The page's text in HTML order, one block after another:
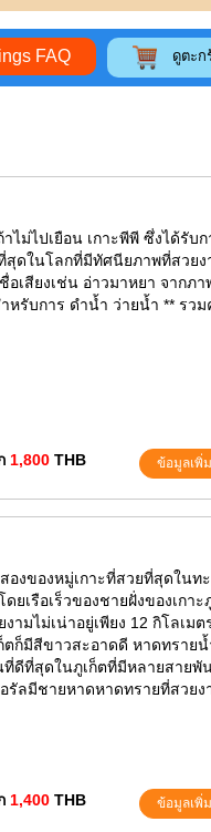
ดูตะก
FAQ
ไม่ไปเยือน เกาะพีพี ซึ่งได้รับก
สุดในโลกที่มีทัศนียภาพที่สวยง
เสียงเช่น อ่าวมาหยา จากภา
หรับการ ดำน้ำ ว่ายน้ำ ** รวม
1,800 THB ข้อมูลเพิ่
องของหมู่เกาะที่สวยที่สุดในทะ
ยเรือเร็วของชายฝั่งของเกาะ
ามไม่เน่าอยู่เพียง 12 กิโลเมต
ตก็มีสีขาวสะอาดดี หาดทรายน้
ดีที่สุดในภูเก็ตที่มีหลายสายพั
รัลมีชายหาดหาดทรายที่สวยง
1,400 THB ข้อมูลเพิ่